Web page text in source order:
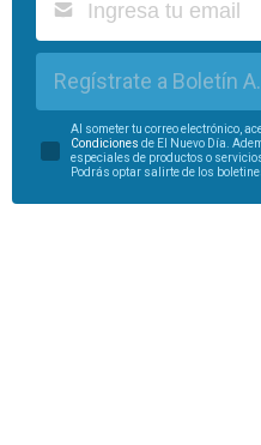
Regístrate a Boletín
Al someter tu correo electrónico,
Condiciones de El Nuevo Día.
especiales de productos o
Podrás optar salirte de los